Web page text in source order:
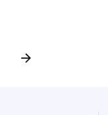
Aller à la page suivante